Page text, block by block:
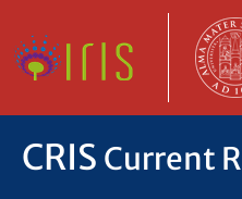
CRIS Current